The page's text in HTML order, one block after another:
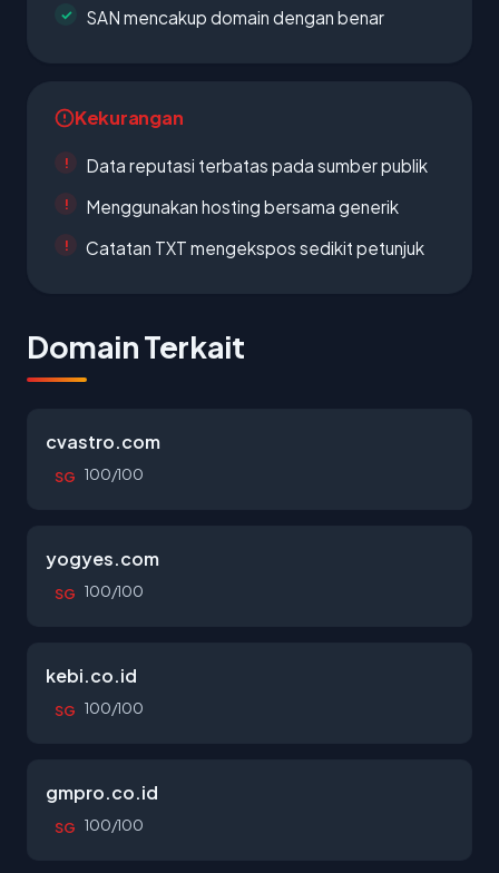
SAN mencakup domain dengan benar
Kekurangan
Data reputasi terbatas pada sumber publik
Menggunakan hosting bersama generik
Catatan TXT mengekspos sedikit petunjuk
Domain Terkait
cvastro.com
SG 100/100
yogyes.com
SG 100/100
kebi.co.id
SG 100/100
gmpro.co.id
SG 100/100